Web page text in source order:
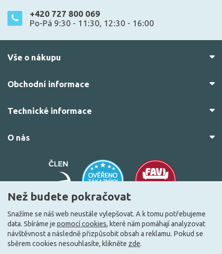
+420 727 800 069
Po-Pá 9:30 - 11:30, 12:30 - 16:00
Vše o nákupu
Obchodní informace
Technické informace
O nás
© 2010–2026 Všechna práva vyhrazena. žárovky.cz
VytvořiloFEO.cz
Než budete pokračovat
Snažíme se náš web neustále vylepšovat. A k tomu potřebujeme
data. Sbíráme je pomocí cookies, které nám pomáhají analyzovat
návštěvnost a následně přizpůsobit obsah a reklamu. Pokud se
sběrem cookies nesouhlasíte, klikněte zde.